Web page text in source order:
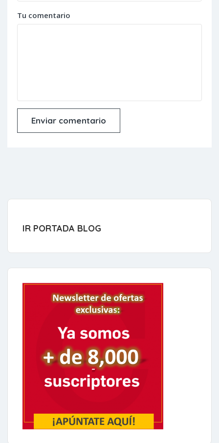
Tu comentario
IR PORTADA BLOG